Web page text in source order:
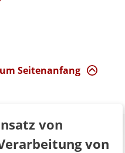
Seitenanfang
von
von